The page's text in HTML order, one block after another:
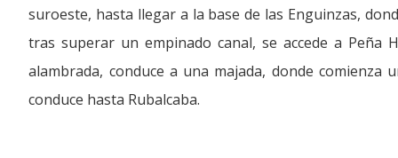
suroeste, hasta llegar a la base de las Enguinzas,
tras superar un empinado canal, se accede a
alambrada, conduce a una majada, donde
conduce hasta Rubalcaba.